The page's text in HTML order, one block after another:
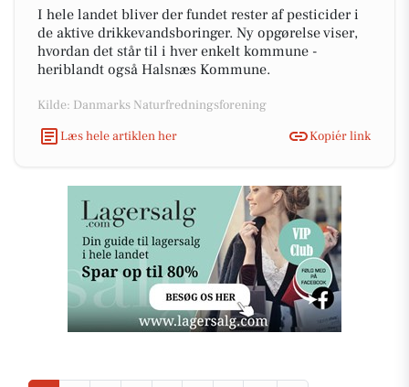
I hele landet bliver der fundet rester af pesticider i
de aktive drikkevandsboringer. Ny opgørelse viser,
hvordan det står til i hver enkelt kommune -
heriblandt også Halsnæs Kommune.
Kilde: Danmarks Naturfredningsforening
Læs hele artiklen her
Kopiér link